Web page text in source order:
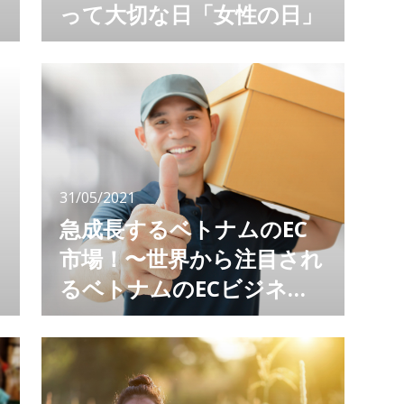
って大切な日「女性の日」
インバウンド、アウトバウンド対策は相手国の
様々な対策を打っても、空振りに終わってしま
うことも。効果的な対策をする為には、文化、
慣習、性格を知り、お互い尊重できる関係性を
築きましょう。 今回は、ベトナムに向けたビ
ジネスをするなら知っておくべき重要な日「ベ
トナム女性の日」についてお伝えします。 1年
に2回ある？！ベトナムの
31/05/2021
急成長するベトナムのEC
市場！〜世界から注目され
るベトナムのECビジネス
を知る
コロナ禍で伸びたビジネスといえば、ECが挙
たECですが、ベトナムのEC市場はどうなって
いるのかご存知ですか？ 経済成長とともにベ
トナムのEC市場は大きく発展しており、今、